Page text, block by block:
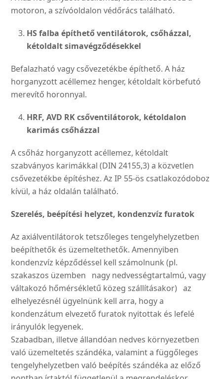
motoron, a szívóoldalon védőrács találha­tó.
HS falba építhető ventilátorok, csőházzal,
kétoldalt simavégződésekkel
Befalazható vagy csővezeték­be építhető. A ház
horgany­zott acéllemez henger, kétol­dalt körbefutó
merevítő horonnyal.
HRF, AVD RK csőventilátorok, kétoldalon
karimás csőházzal
A csőház horganyzott acélle­mez, kétoldalt
szabványos ka­rimákkal (DIN 24155,3) a köz­vetlen
csővezetékbe építés­hez. Az IP 55-ös csatlakozó­doboz
kívül, a ház oldalán található.
Szerelés, beépítési helyzet, kondenzvíz furatok
Az axiálventilátorok tetszőle­ges tengelyhelyzetben
beépít­hetők és üzemeltethetők. Amennyiben
kondenzvíz kép­ződéssel kell számolnunk (pl.
szakaszos üzemben nagy nedvességtartalmú, vagy
vál­takozó hőmérsékletű közeg szállításakor) az
elhelyezés­nél ügyelnünk kell arra, hogy a
kondenzátum elvezető fura­tok nyitottak és lefelé
irányu­lók legyenek.
Szabadban, illetve állandóan nedves környezetben
való üzemeltetés szándéka, vala­mint a függőleges
tengely­helyzetben való beépítés szándéka az előző